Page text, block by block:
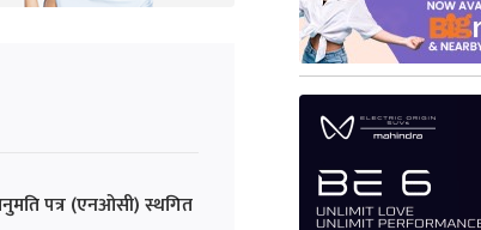
पत्र (एनओसी) स्थगित